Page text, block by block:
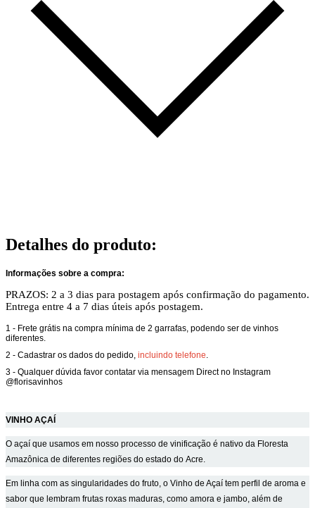
Detalhes do produto:
Informações sobre a compra:
PRAZOS: 2 a 3 dias para postagem após confirmação do pagamento.
Entrega entre 4 a 7 dias úteis após postagem.
1 - Frete grátis na compra mínima de 2 garrafas, podendo ser de vinhos
diferentes.
2 - Cadastrar os dados do pedido, incluindo telefone.
3 - Qualquer dúvida favor contatar via mensagem Direct no Instagram
@florisavinhos
VINHO AÇAÍ
O açaí que usamos em nosso processo de vinificação é nativo da Floresta
Amazônica de diferentes regiões do estado do Acre.
Em linha com as singularidades do fruto, o Vinho de Açaí tem perfil de aroma e
sabor que lembram frutas roxas maduras, como amora e jambo, além de